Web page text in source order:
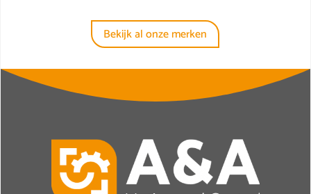
Bekijk al onze merken